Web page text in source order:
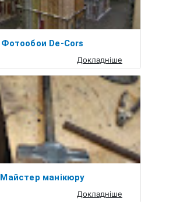
Фотообои De-Сors
Докладніше
Майстер манікюру
Докладніше